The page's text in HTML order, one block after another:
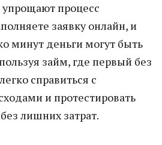
процесс
заявку онлайн, и
минут деньги могут быть
займ, где первый без
справиться с
и протестировать
лишних затрат.